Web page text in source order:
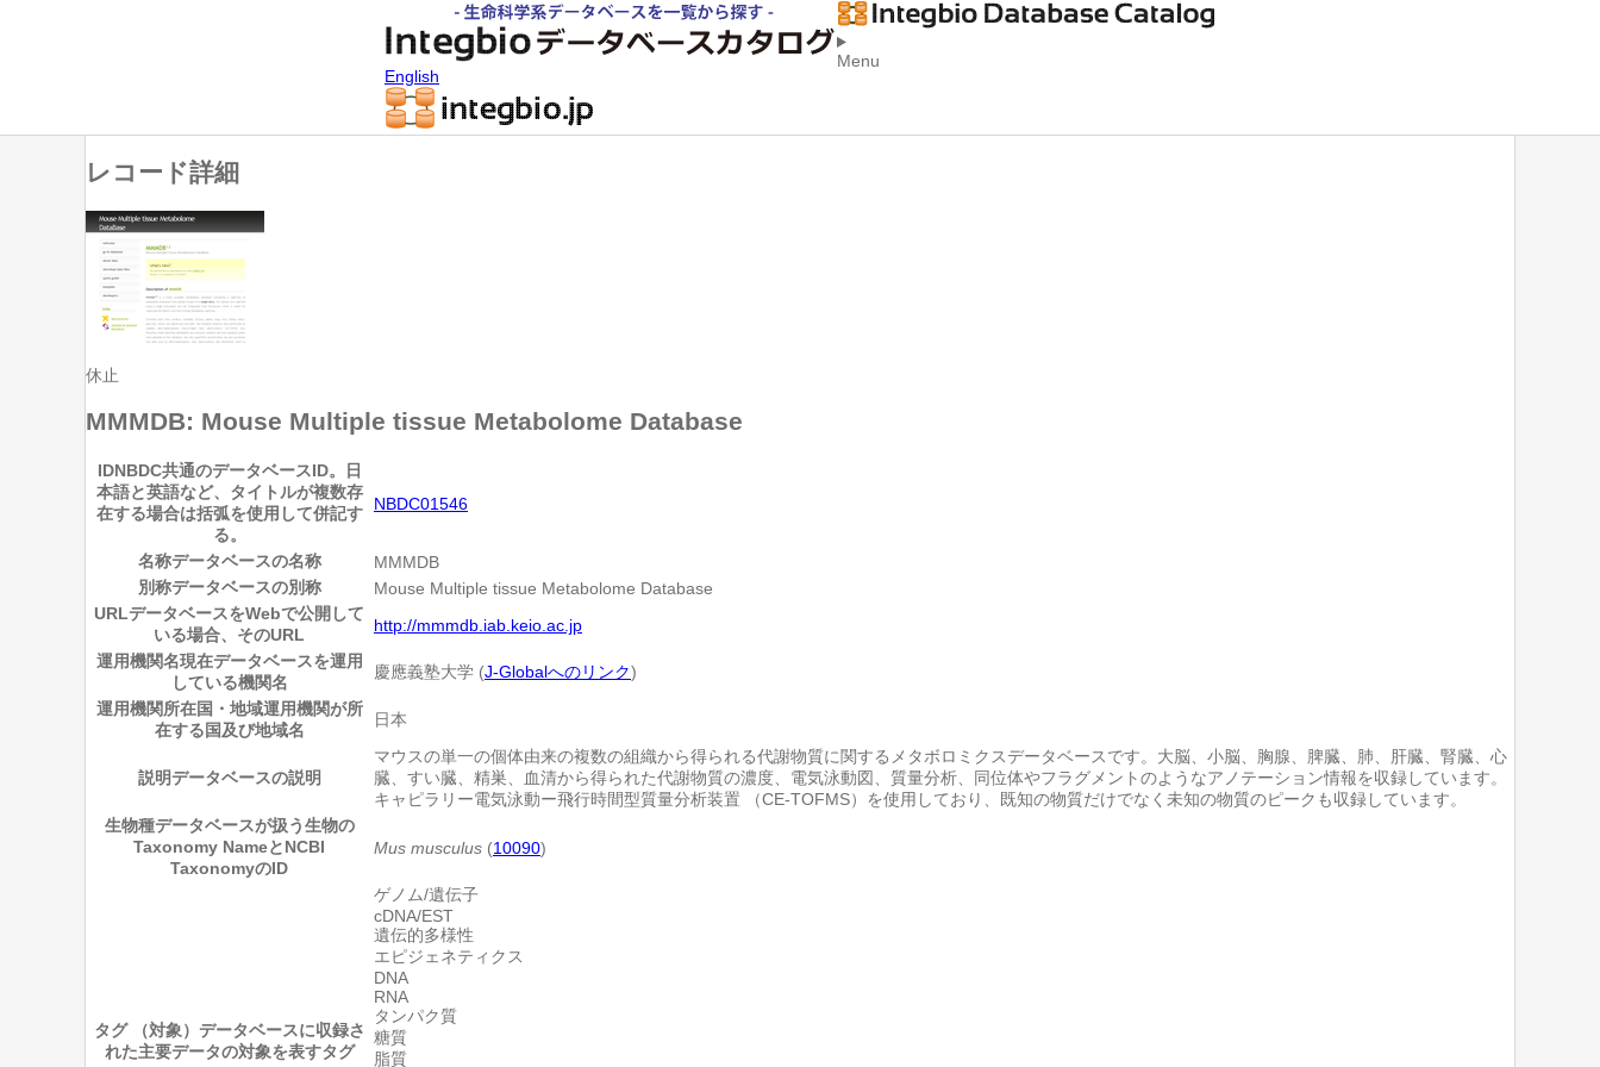
English
Menu
レコード詳細
休止
MMMDB: Mouse Multiple tissue Metabolome Database
IDNBDC共通のデータベースID。日
本語と英語など、タイトルが複数存
在する場合は括弧を使用して併記す
る。
NBDC01546
名称データベースの名称
MMMDB
別称データベースの別称
Mouse Multiple tissue Metabolome Database
URLデータベースをWebで公開して
いる場合、そのURL
http://mmmdb.iab.keio.ac.jp
運用機関名現在データベースを運用
している機関名
慶應義塾大学 (J-Globalへのリンク)
運用機関所在国・地域運用機関が所
在する国及び地域名
日本
説明データベースの説明
マウスの単一の個体由来の複数の組織から得られる代謝物質に関するメタボロミクスデータベースです。大脳、小脳、胸腺、脾臓、肺、肝臓、腎臓、心
臓、すい臓、精巣、血清から得られた代謝物質の濃度、電気泳動図、質量分析、同位体やフラグメントのようなアノテーション情報を収録しています。
キャピラリー電気泳動ー飛行時間型質量分析装置 （CE-TOFMS）を使用しており、既知の物質だけでなく未知の物質のピークも収録しています。
生物種データベースが扱う生物の
Taxonomy NameとNCBI
TaxonomyのID
Mus musculus (10090)
タグ （対象） データベースに収録さ
れた主要データの対象を表すタグ
ゲノム/遺伝子
cDNA/EST
遺伝的多様性
エピジェネティクス
DNA
RNA
タンパク質
糖質
脂質